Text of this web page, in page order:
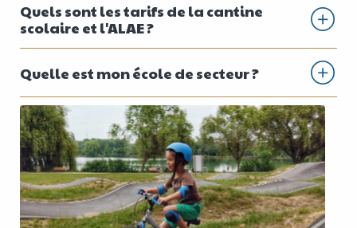
Quels sont les tarifs de la cantine
scolaire et l'ALAE ?
Quelle est mon école de secteur ?